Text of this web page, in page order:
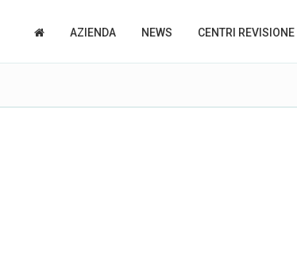
AZIENDA NEWS CENTRI REVISIONE